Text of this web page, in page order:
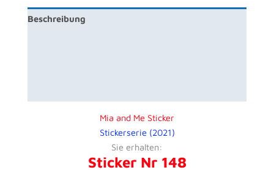
Beschreibung
Mia and Me Sticker
Stickerserie (2021)
Sie erhalten:
Sticker Nr 148